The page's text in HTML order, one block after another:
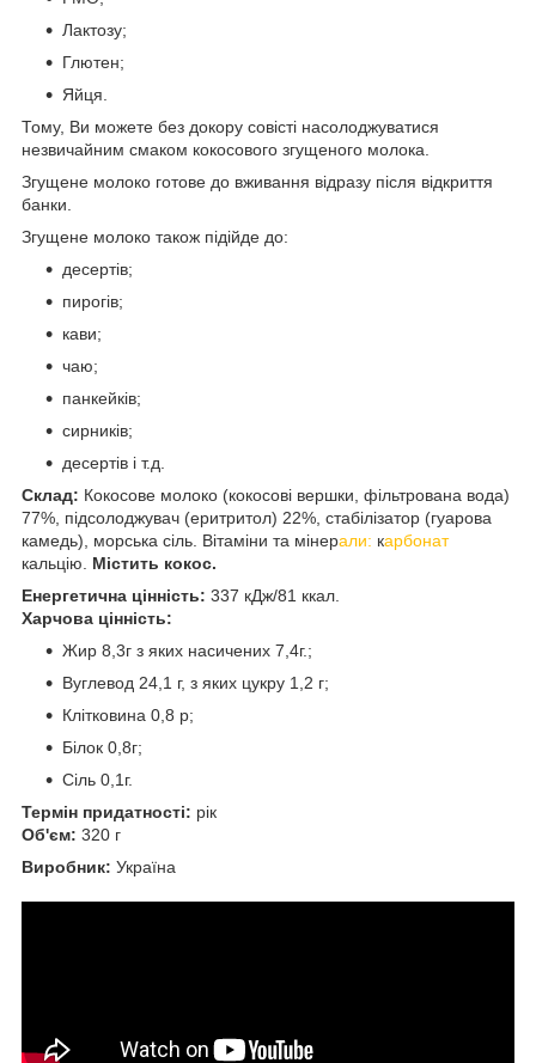
Лактозу;
Глютен;
Яйця.
Тому, Ви можете без докору совісті насолоджуватися
незвичайним смаком кокосового згущеного молока.
Згущене молоко готове до вживання відразу після відкриття
банки.
Згущене молоко також підійде до:
десертів;
пирогів;
кави;
чаю;
панкейків;
сирників;
десертів і т.д.
Склад: Кокосове молоко (кокосові вершки, фільтрована вода)
77%, підсолоджувач (еритритол) 22%, стабілізатор (гуарова
камедь), морська сіль. Вітаміни та мінерали: карбонат
кальцію. Містить кокос.
Енергетична цінність: 337 кДж/81 ккал.
Харчова цінність:
Жир 8,3г з яких насичених 7,4г.;
Вуглевод 24,1 г, з яких цукру 1,2 г;
Клітковина 0,8 р;
Білок 0,8г;
Сіль 0,1г.
Термін придатності: рік
Об'єм: 320 г
Виробник: Україна